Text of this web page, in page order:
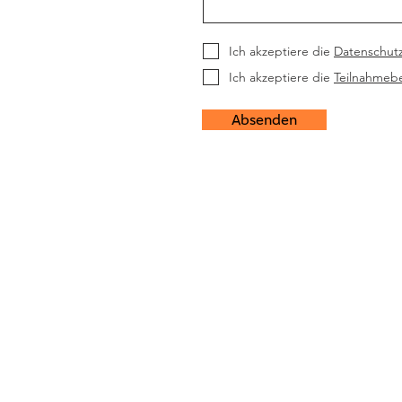
Ich akzeptiere die
Ich akzeptiere die
Absenden